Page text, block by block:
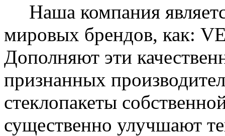
Наша компания
мировых брендов, как:
Дополняют эти
признанных
стеклопакеты
существенно улучшают